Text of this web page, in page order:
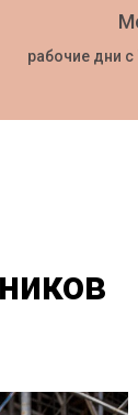
рабочие дни с